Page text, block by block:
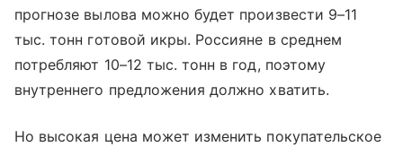
прогнозе вылова можно будет произвести 9–11
тыс. тонн готовой икры. Россияне в среднем
потребляют 10–12 тыс. тонн в год, поэтому
внутреннего предложения должно хватить.
Но высокая цена может изменить покупательское